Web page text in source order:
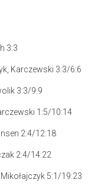
3:3
Karczewski 3:3/6:6
3:3/9:9
1:5/10:14
2:4/12:18
2:4/14:22
5:1/19:23